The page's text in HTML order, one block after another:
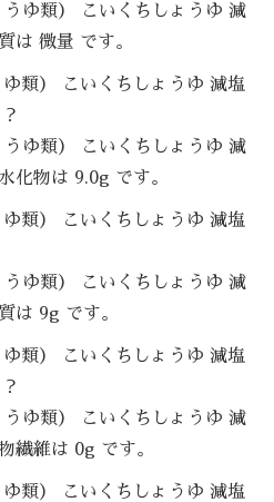
うゆ類） こいくちしょうゆ 減
は 微量 です。
類） こいくちしょうゆ 減塩
うゆ類） こいくちしょうゆ 減
化物は 9.0g です。
類） こいくちしょうゆ 減塩
うゆ類） こいくちしょうゆ 減
は 9g です。
類） こいくちしょうゆ 減塩
うゆ類） こいくちしょうゆ 減
繊維は 0g です。
類） こいくちしょうゆ 減塩